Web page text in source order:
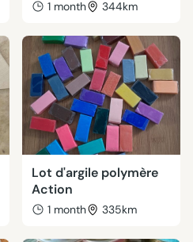
1 month 344km
Lot d'argile polymère
Action
1 month 335km